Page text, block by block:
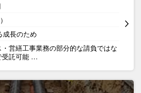
成長のため
・営繕工事業務の部分的な請負ではな
受託可能 …